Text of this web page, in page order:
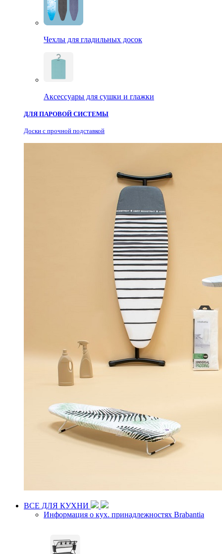
Чехлы для гладильных досок
Аксессуары для сушки и глажки
ДЛЯ ПАРОВОЙ СИСТЕМЫ
Доски с прочной подставкой
ВСЕ ДЛЯ КУХНИ
Информация о кух. принадлежностях Brabantia